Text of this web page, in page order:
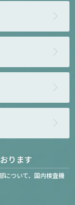
ります
について、国内検査機